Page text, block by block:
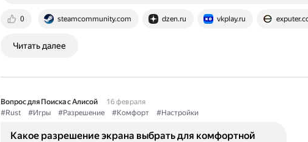
0 steamcommunity.com dzen.ru vkplay.ru
Читать далее
Вопрос для Поиска с Алисой
16 февраля
#Rust
#Игры #Разрешение #Комфорт #Настройки
Какое разрешение экрана выбрать для комфортной